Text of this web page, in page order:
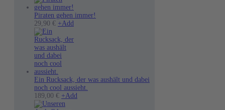
Piraten gehen immer!
29,90 € +Add
weist
Optionen
können
auf
Ein Rucksack, der was aushält und dabei
noch cool aussieht.
189,00 € +Add